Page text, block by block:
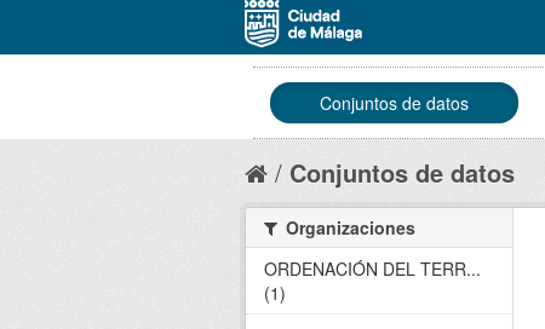
Conjuntos de datos
Conjuntos de datos
Organizaciones
ORDENACIÓN DEL TERR...
(1)